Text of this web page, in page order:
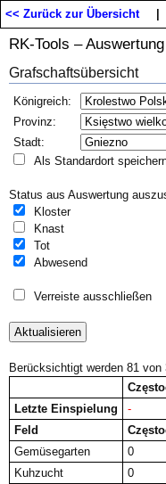
<< Zurück zur Übersicht
RK-Tools – Auswertung
Grafschaftsübersicht
Königreich:
Provinz:
Stadt:
Als Standardort
Status aus Auswertung
Kloster
Knast
Tot
Abwesend
Verreiste ausschließen
Berücksichtigt werden 81 von
Letzte Einspielung
-
Feld
Gemüsegarten
0
Kuhzucht
0